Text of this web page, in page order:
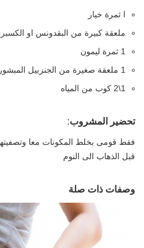
ا ثمرة خيار
ملعقة كبيرة من البقدونس او
1 ثمرة ليمون
1 ملعقة صغيرة من الجنزبيل المبشور الطازج
1\2 كوب من المياه
تحضير المشروب:
فقط قومى بخلط المكونات معا
قبل الذهاب الى النوم
وصفات ذات صلة